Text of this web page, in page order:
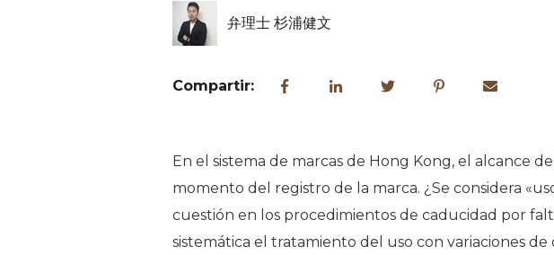
弁理士 杉浦健文
Compartir:
En el sistema de marcas de Hong Kong, el alcance
momento del registro de la marca. ¿Se considera
cuestión en los procedimientos de caducidad por
sistemática el tratamiento del uso con variaciones